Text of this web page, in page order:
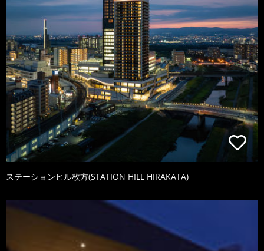
ステーションヒル枚方(STATION HILL HIRAKATA)